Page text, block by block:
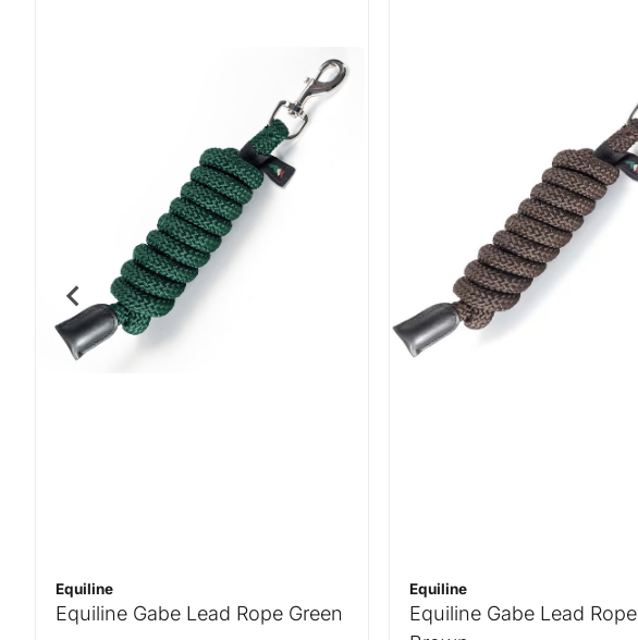
Equiline
Equiline Gabe Lead Rope Green
Equiline
Equiline Gabe Lead Rope